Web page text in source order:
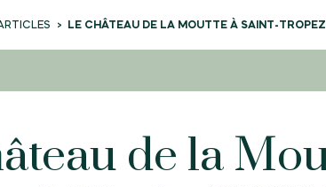
LE CHÂTEAU DE LA MOUTTE À SAINT-TROPEZ
de la